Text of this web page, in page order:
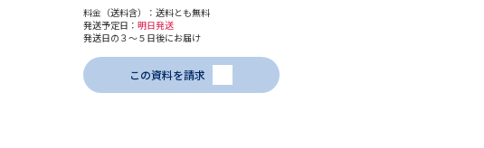
料金（送料含）：送料とも無料
発送予定日： 明日発送
発送日の３～５日後にお届け
この資料を請求